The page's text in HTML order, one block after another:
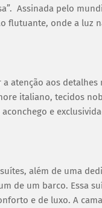
Assinada pelo
flutuante, onde a luz
atenção aos
italiano, tecidos
e
além de uma
de um barco. Essa
e de luxo. A